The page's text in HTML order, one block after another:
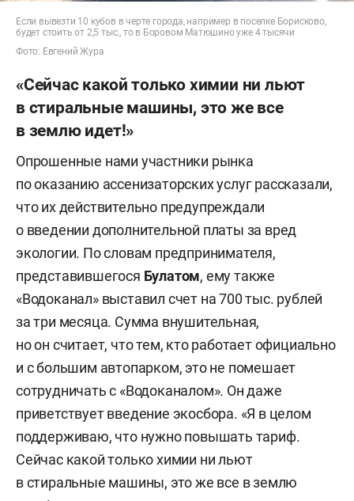
Если вывезти 10 кубов в черте города, например в поселке Борисково,
будет стоить от 2,5 тыс., то в Боровом Матюшино уже 4 тысячи
Фото: Евгений Жура
«Сейчас какой только химии ни льют
в стиральные машины, это же все
в землю идет!»
Опрошенные нами участники рынка
по оказанию ассенизаторских услуг рассказали,
что их действительно предупреждали
о введении дополнительной платы за вред
экологии. По словам предпринимателя,
представившегося Булатом, ему также
«Водоканал» выставил счет на 700 тыс. рублей
за три месяца. Сумма внушительная,
но он считает, что тем, кто работает официально
и с большим автопарком, это не помешает
сотрудничать с «Водоканалом». Он даже
приветствует введение экосбора. «Я в целом
поддерживаю, что нужно повышать тариф.
Сейчас какой только химии ни льют
в стиральные машины, это же все в землю